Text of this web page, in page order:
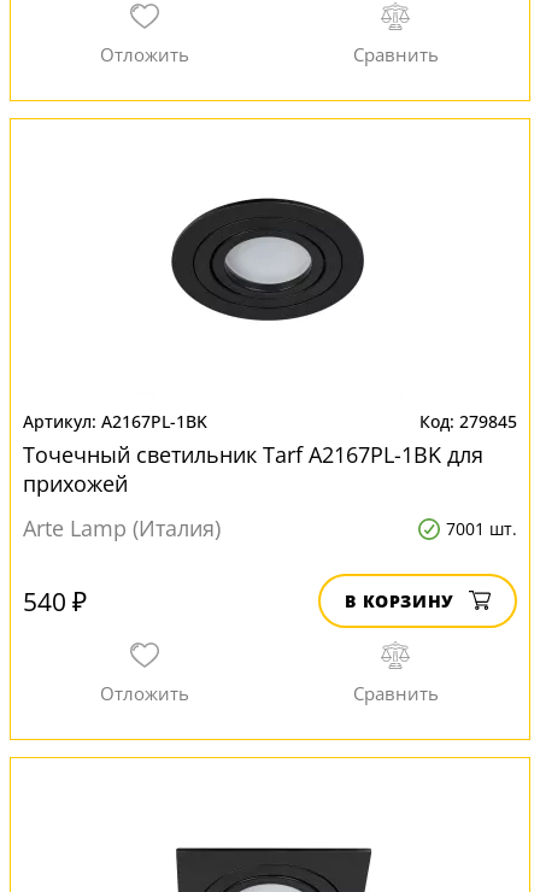
A2167PL-1BK 279845
Точечный светильник Tarf A2167PL-1BK для
прихожей
Arte Lamp (Италия)
7001 шт.
540 ₽ В КОРЗИНУ